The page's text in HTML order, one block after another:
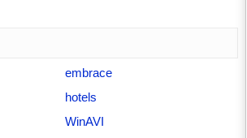
embrace
hotels
WinAVI